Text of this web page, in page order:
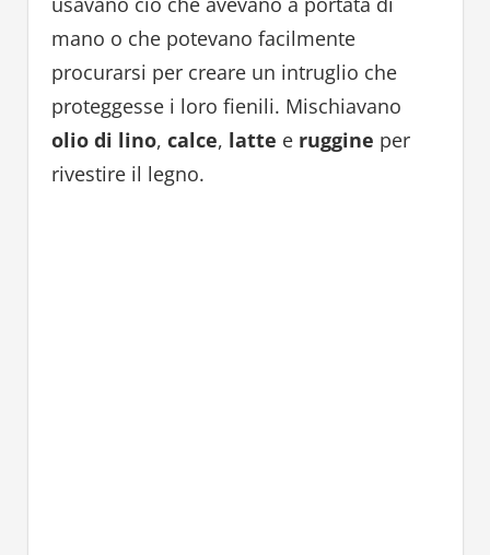
mano o che potevano facilmente
procurarsi per creare un intruglio che
proteggesse i loro fienili. Mischiavano
olio di lino, calce, latte e ruggine per
rivestire il legno.